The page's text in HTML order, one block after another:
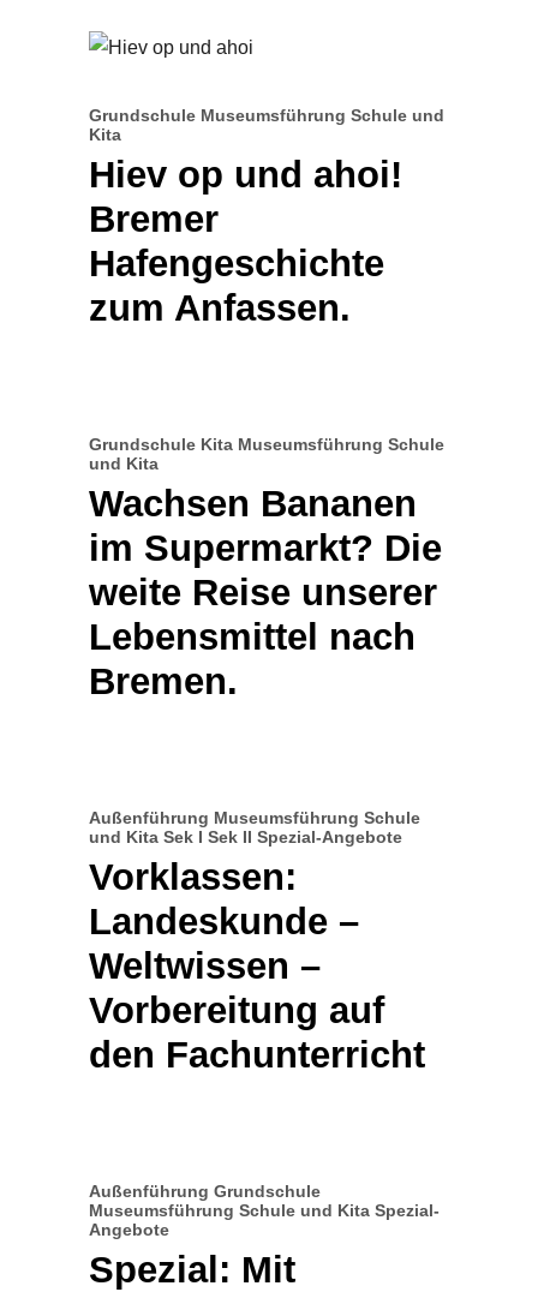
Grundschule Museumsführung Schule und
Kita
Hiev op und ahoi!
Bremer
Hafengeschichte
zum Anfassen.
Grundschule Kita Museumsführung Schule
und Kita
Wachsen Bananen
im Supermarkt? Die
weite Reise unserer
Lebensmittel nach
Bremen.
Außenführung Museumsführung Schule
und Kita Sek I Sek II Spezial-Angebote
Vorklassen:
Landeskunde –
Weltwissen –
Vorbereitung auf
den Fachunterricht
Außenführung Grundschule
Museumsführung Schule und Kita Spezial-
Angebote
Spezial: Mit